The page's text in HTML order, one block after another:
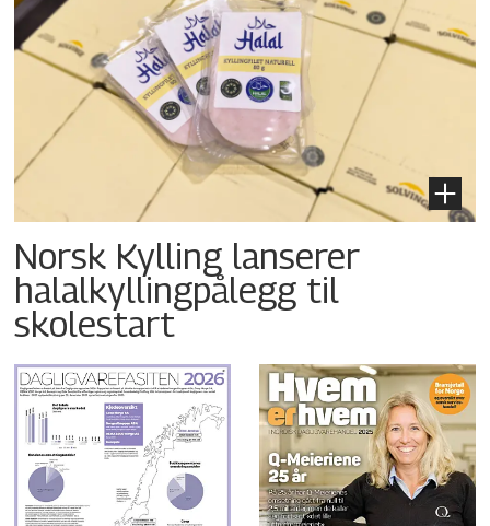
Norsk Kylling lanserer
halalkyllingpålegg til
skolestart